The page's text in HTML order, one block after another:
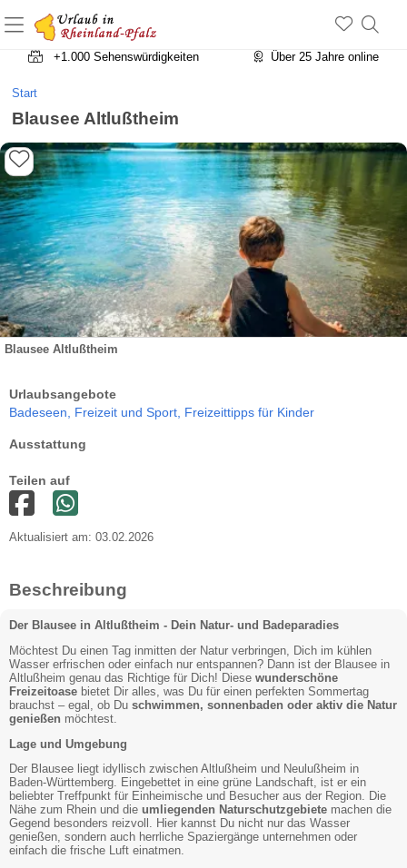
+1.500 Unterkünfte in Rheinland-Pfalz
+1.000 Sehenswürdigkeiten
Über 25 Jahre online
Start
Blausee Altlußtheim
Blausee Altlußtheim
Urlaubsangebote
Badeseen, Freizeit und Sport, Freizeittipps für Kinder
Ausstattung
Teilen auf
Aktualisiert am: 03.02.2026
Beschreibung
Der Blausee in Altlußtheim - Dein Natur- und Badeparadies
Möchtest Du einen Tag inmitten der Natur verbringen, Dich im kühlen
Wasser erfrischen oder einfach nur entspannen? Dann ist der Blausee in
Altlußheim genau das Richtige für Dich! Diese wunderschöne
Freizeitoase bietet Dir alles, was Du für einen perfekten Sommertag
brauchst – egal, ob Du schwimmen, sonnenbaden oder aktiv die Natur
genießen möchtest.
Lage und Umgebung
Der Blausee liegt idyllisch zwischen Altlußheim und Neulußheim in
Baden-Württemberg. Eingebettet in eine grüne Landschaft, ist er ein
beliebter Treffpunkt für Einheimische und Besucher aus der Region. Die
Nähe zum Rhein und die umliegenden Naturschutzgebiete machen die
Gegend besonders reizvoll. Hier kannst Du nicht nur das Wasser
genießen, sondern auch herrliche Spaziergänge unternehmen oder
einfach die frische Luft einatmen.